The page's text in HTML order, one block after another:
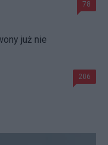
78
już nie
206